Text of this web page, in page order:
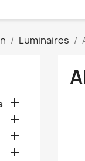
Luminaires



